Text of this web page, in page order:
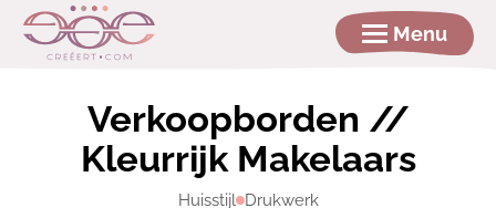
Menu
Verkoopborden //
Kleurrijk Makelaars
Huisstijl Drukwerk